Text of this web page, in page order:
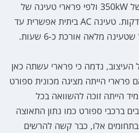
אפשרית עד להספק של 350kW ולפי פרארי טעינה של
70kWh אורכת כ-20 דקות. טעינה AC ביתית אפשרית עד
העיצוב, נדמה כי פרארי עשתה כאן
הייתה מציגה מכונית ספורט
הייתה זוכה להשוואה בכל
ברכבי ספורט כמו נתון התאוצה
אלו, כבר קשה להרשים